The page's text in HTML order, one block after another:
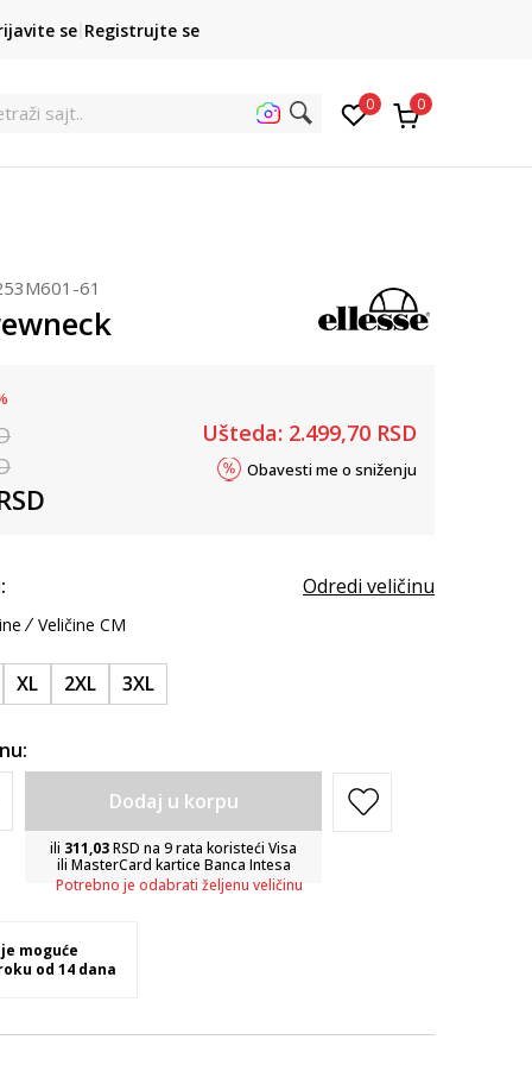
SINDIKALNA PRODAJA
kupovina putem administrativne zabrane do 12 rata
se Registrujte se
sajt... 0 0
61
Ušteda: 2.499,70 RSD
Obavesti me o sniženju
Odredi veličinu
Veličine CM
XL 2XL 3XL
Dodaj u korpu
ili 311,03RSD na 9 rata koristeći Visa
ili MasterCard kartice Banca Intesa
Potrebno je odabrati željenu veličinu
moguće
od 14 dana